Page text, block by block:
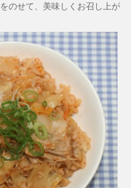
のせて、美味しくお召し上が